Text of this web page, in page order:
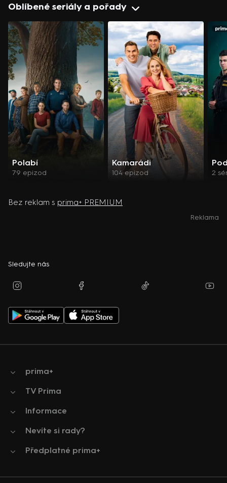
Oblíbené seriály a pořady
Polabí
79 epizod
Kamarádi
104 epizod 2
Bez reklam s prima+ PREMIUM
Reklama
Sledujte nás
prima+
TV Prima
Informace
Nevíte si rady?
Předplatné prima+